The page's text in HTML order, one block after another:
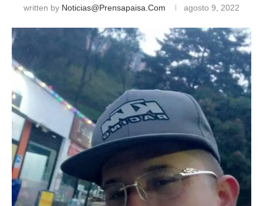
written by Noticias@prensapaisa.com agosto 9, 2022